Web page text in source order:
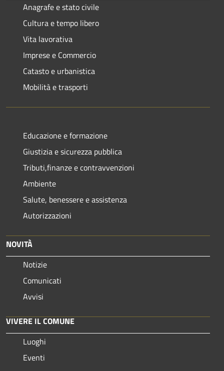
Anagrafe e stato civile
Cultura e tempo libero
Vita lavorativa
Imprese e Commercio
Catasto e urbanistica
Mobilità e trasporti
Educazione e formazione
Giustizia e sicurezza pubblica
Tributi,finanze e contravvenzioni
Ambiente
Salute, benessere e assistenza
Autorizzazioni
NOVITÀ
Notizie
Comunicati
Avvisi
VIVERE IL COMUNE
Luoghi
Eventi